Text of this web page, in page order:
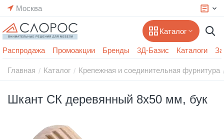
Москва
Каталог
Распродажа Промоакции Бренды 3Д-Базис Каталоги
Главная / Каталог / Крепежная и соединительная фурнитура
Шкант СК деревянный 8х50 мм, бук